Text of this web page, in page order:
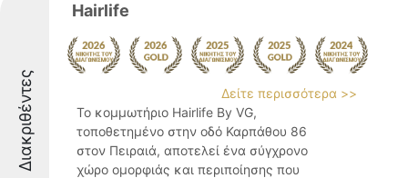
Διακριθέντες
Hairlife
Δείτε περισσότερα >>
Το κομμωτήριο Hairlife By VG,
τοποθετημένο στην οδό Καρπάθου 86
στον Πειραιά, αποτελεί ένα σύγχρονο
χώρο ομορφιάς και περιποίησης που